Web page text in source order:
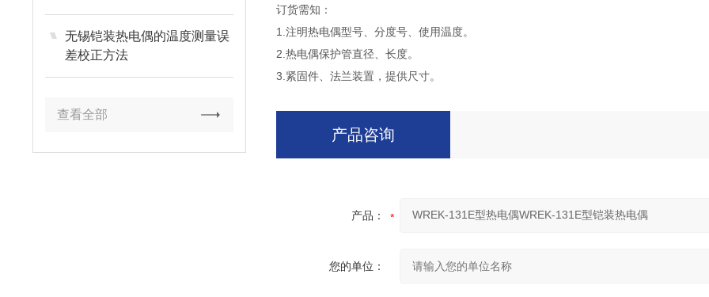
无锡铠装热电偶的温度测量误
差校正方法
查看全部
订货需知：
1.注明热电偶型号、分度号、使用温度。
2.热电偶保护管直径、长度。
3.紧固件、法兰装置，提供尺寸。
产品咨询
产品：
您的单位：